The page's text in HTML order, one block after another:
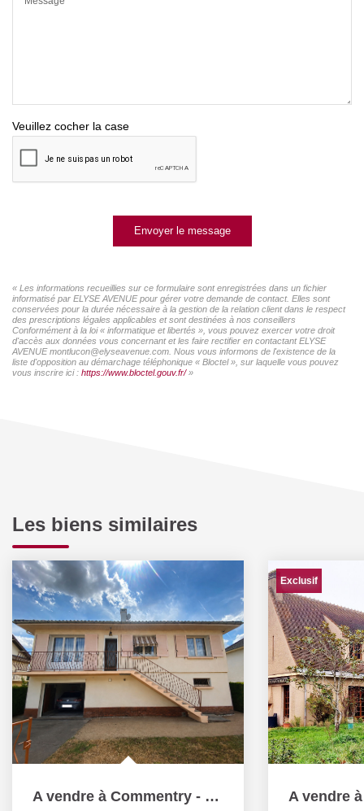
Veuillez cocher la case
Envoyer le message
« Les informations recueillies sur ce formulaire sont enregistrées dans un fichier
informatisé par ELYSE AVENUE pour gérer votre demande de contact. Elles sont
conservées pour la durée nécessaire à la gestion de la relation client dans le respect
des prescriptions légales applicables et sont destinées à nos conseillers
Conformément à la loi « informatique et libertés », vous pouvez exercer votre droit
d'accès aux données vous concernant et les faire rectifier en contactant ELYSE
AVENUE montlucon@elyseavenue.com. Nous vous informons de l'existence de la
liste d'opposition au démarchage téléphonique « Bloctel », sur laquelle vous pouvez
vous inscrire ici : https://www.bloctel.gouv.fr/»
Les biens similaires
A vendre à Commentry - Jolie Maison ( 125 m2) - 3 Chambres...
Exclusif